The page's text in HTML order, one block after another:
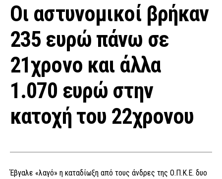
Οι αστυνομικοί βρήκαν
235 ευρώ πάνω σε
21χρονο και άλλα
1.070 ευρώ στην
κατοχή του 22χρονου
Έβγαλε «λαγό» η καταδίωξη από τους άνδρες της Ο.Π.Κ.Ε. δυο